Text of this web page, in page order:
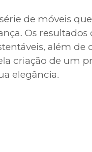
de móveis
Os resultados
além de
criação de um
elegância.